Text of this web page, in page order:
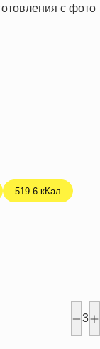
519.6 кКал
3